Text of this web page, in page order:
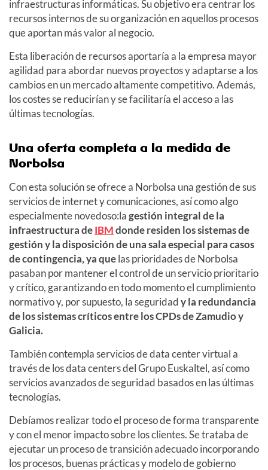
infraestructuras informáticas. Su objetivo era centrar los
recursos internos de su organización en aquellos procesos
que aportan más valor al negocio.
Esta liberación de recursos aportaría a la empresa mayor
agilidad para abordar nuevos proyectos y adaptarse a los
cambios en un mercado altamente competitivo. Además,
los costes se reducirían y se facilitaría el acceso a las
últimas tecnologías.
Una oferta completa a la medida de
Norbolsa
Con esta solución se ofrece a Norbolsa una gestión de sus
servicios de internet y comunicaciones, así como algo
especialmente novedoso:lagestión integral de la
infraestructura deIBMdonde residen los sistemas de
gestión y la disposición de una sala especial para casos
de contingencia, ya quelas prioridades de Norbolsa
pasaban por mantener el control de un servicio prioritario
y crítico, garantizando en todo momento el cumplimiento
normativo y, por supuesto, la seguridady la redundancia
de los sistemas críticos entre los CPDs de Zamudio y
Galicia.
También contempla servicios de data center virtual a
través de los data centers del Grupo Euskaltel, así como
servicios avanzados de seguridad basados en las últimas
tecnologías.
Debíamos realizar todo el proceso de forma transparente
y con el menor impacto sobre los clientes. Se trataba de
ejecutar un proceso de transición adecuado incorporando
los procesos, buenas prácticas y modelo de gobierno